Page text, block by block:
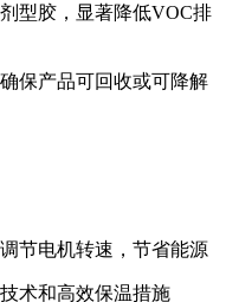
型胶，显著降低VOC排
保产品可回收或可降解
节电机转速，节省能源
术和高效保温措施